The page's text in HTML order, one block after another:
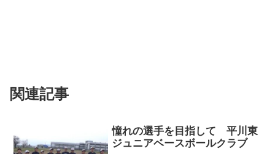
関連記事
憧れの選手を目指して 平川東
ジュニアベースボールクラブ